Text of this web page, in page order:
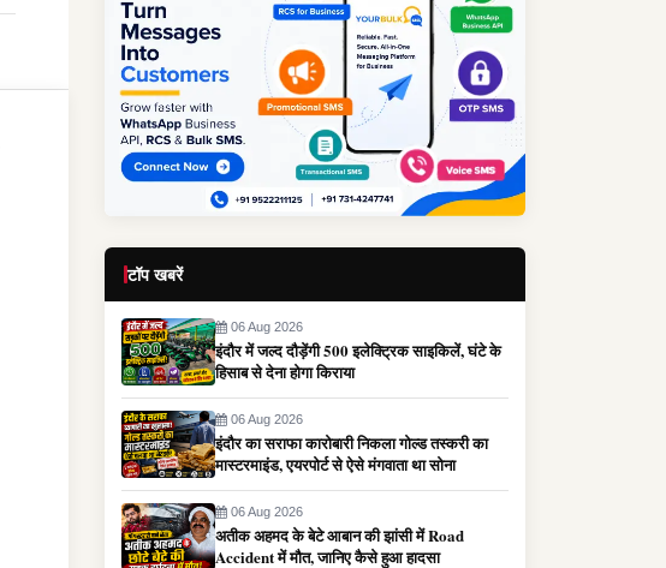
टॉप खबरें
06 Aug 2026
इंदौर में जल्द दौड़ेंगी 500 इलेक्ट्रिक साइकिलें, घंटे के
हिसाब से देना होगा किराया
06 Aug 2026
इंदौर का सराफा कारोबारी निकला गोल्ड तस्करी का
मास्टरमाइंड, एयरपोर्ट से ऐसे मंगवाता था सोना
06 Aug 2026
अतीक अहमद के बेटे आबान की झांसी में Road
Accident में मौत, जानिए कैसे हुआ हादसा